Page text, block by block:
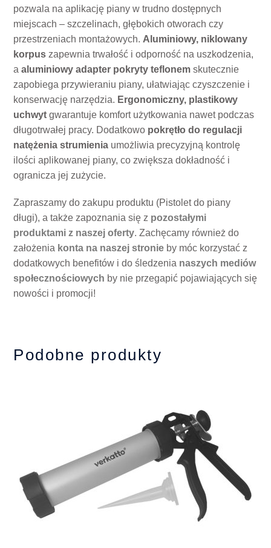
pozwala na aplikację piany w trudno dostępnych
miejscach – szczelinach, głębokich otworach czy
przestrzeniach montażowych. Aluminiowy, niklowany
korpus zapewnia trwałość i odporność na uszkodzenia,
aaluminiowy adapter pokryty teflonem skutecznie
zapobiega przywieraniu piany, ułatwiając czyszczenie i
konserwację narzędzia. Ergonomiczny, plastikowy
uchwyt gwarantuje komfort użytkowania nawet podczas
długotrwałej pracy. Dodatkowo pokrętło do regulacji
natężenia strumienia umożliwia precyzyjną kontrolę
ilości aplikowanej piany, co zwiększa dokładność i
ogranicza jej zużycie.
Zapraszamy do zakupu produktu (Pistolet do piany
długi), a także zapoznania się z pozostałymi
produktami z naszej oferty. Zachęcamy również do
założenia konta na naszej stronie by móc korzystać z
dodatkowych benefitów i do śledzenia naszych mediów
społecznościowych by nie przegapić pojawiających się
nowości i promocji!
Podobne produkty